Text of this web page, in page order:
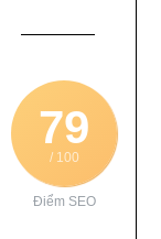
79
/ 100
Điểm SEO